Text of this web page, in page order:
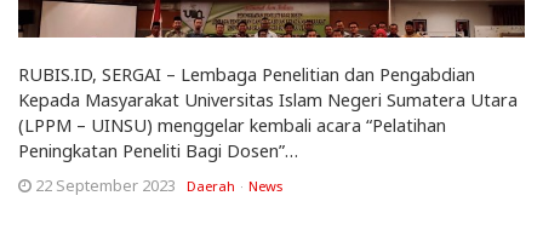
RUBIS.ID, SERGAI – Lembaga Penelitian dan Pengabdian
Kepada Masyarakat Universitas Islam Negeri Sumatera Utara
(LPPM – UINSU) menggelar kembali acara “Pelatihan
Peningkatan Peneliti Bagi Dosen”…
22 September 2023 Daerah News